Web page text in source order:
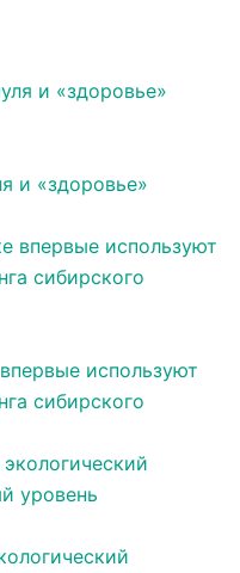
и «здоровье»
используют
сибирского